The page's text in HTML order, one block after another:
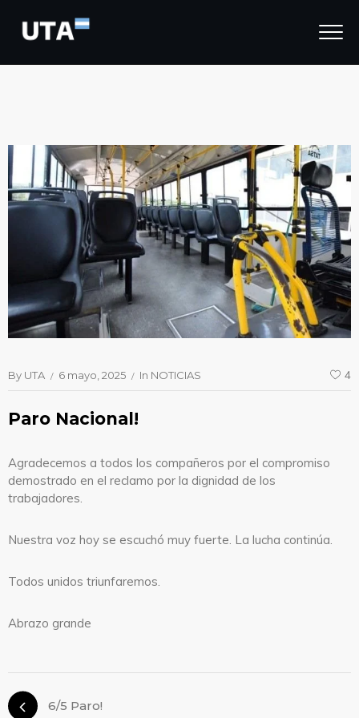
By UTA 6 mayo, 2025 In NOTICIAS 4
Paro Nacional!
Agradecemos a todos los compañeros por el compromiso
demostrado en el reclamo por la dignidad de los
trabajadores.
Nuestra voz hoy se escuchó muy fuerte. La lucha continúa.
Todos unidos triunfaremos.
Abrazo grande
6/5 Paro!